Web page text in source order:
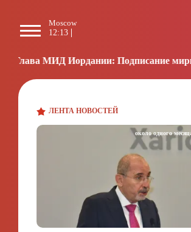
Moscow
12:13
Подписание мирного
ЛЕНТА НОВОСТЕЙ
около одного